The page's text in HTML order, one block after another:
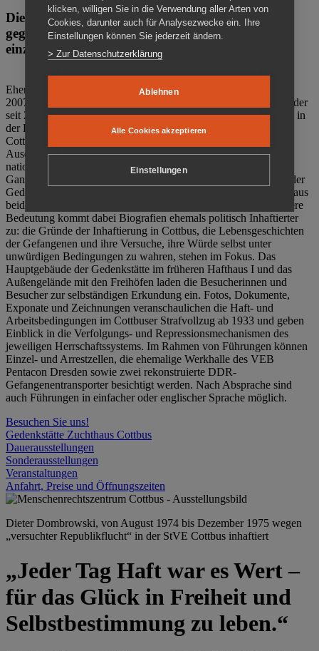
Die Gedenkstätte Zuchthaus Cottbus ist ein Ort
gegen das Vergessen. Anschaulich, nah und
einzigartig.
Ehemalige politische Häftlinge der DDR gründeten im Oktober
2007 den Verein Menschenrechtszentrum Cottbus e. V. (MRZ), der
seit 2011 Eigentümer des ehemaligen Gefängnisses (1860-2002) in
der Bautzener Straße und Träger der Gedenkstätte Zuchthaus
Cottbus ist. Im Zentrum der Arbeit der Gedenkstätte steht die
Auseinandersetzung mit politischem Unrecht während der
nationalsozialistischen Terrorherrschaft und der SED-Diktatur.
Ganzjährig zeigen mehrere Dauer- und Sonderausstellungen in der
Gedenkstätte Zuchthaus Cottbus Beispiele politischen Unrechts aus
beiden deutschen Diktaturen des 20. Jahrhunderts. Eine besondere
Bedeutung kommt dabei Biografien ehemals politisch Inhaftierter
zu: die Gründe der Inhaftierung in Cottbus, die Lebensgeschichten
der Gefangenen und ihre Versuche, ihre Würde selbst unter
unwürdigen Bedingungen zu wahren, stehen im Fokus. Das
Hauptgebäude der Gedenkstätte im früheren Hafthaus I und das
Außengelände mit den Freihöfen laden die Besucherinnen und
Besucher zur selbständigen Erkundung ein. Fotos, Dokumente,
Exponate und Zeichnungen veranschaulichen die Haft- und
Arbeitsbedingungen im Cottbuser Strafvollzug ab 1933 und geben
Einblick in die Verfolgungs- und Repressionsmechanismen des
jeweiligen Herrschaftssystems. Im Rahmen von Führungen können
Einzel- und Arrestzellen, die ehemalige Werkhalle des VEB
Pentacon Dresden sowie zwei rekonstruierte DDR-
Gefangenentransporter besichtigt werden. Nach Absprache sind
auch Führungen in einfacher oder englischer Sprache möglich.
Besuchen Sie uns!
Gedenkstätte Zuchthaus Cottbus
Dauerausstellungen
Sonderausstellungen
Veranstaltungen
Anfahrt, Preise und Öffnungszeiten
Dieter Dombrowski, von August 1974 bis Dezember 1975 wegen
„versuchter Republikflucht“ in der StVE Cottbus inhaftiert
„Jeder Tag Haft war es Wert –
für das Glück in Freiheit und
Selbstbestimmung zu leben.“
klicken, willigen Sie in die Verwendung aller Arten von
Cookies, darunter auch für Analysezwecke ein. Ihre
Einstellungen können Sie jederzeit ändern.
> Zur Datenschutzerklärung
Ablehnen
Alle Cookies akzeptieren
Einstellungen